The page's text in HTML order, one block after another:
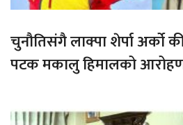
चुनौतिसंगै लाक्पा शेर्पा अर्को
पटक मकालु हिमालको